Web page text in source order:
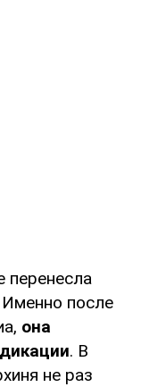
перенесла
после
она
. В
не раз